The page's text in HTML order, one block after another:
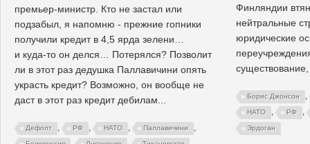
Финляндии
нейтральные
юридические
Борис Джонсон ,
НАТО , РФ ,
Эрдоган
премьер-министр. Кто не застал или
подзабыл, я напомню - прежние гопники
получили кредит в 4,5 ярда зелени…
и куда-то он делся… Потерялся? Позволит
ли в этот раз дедушка Паллавичини опять
украсть кредит? Возможно, он вообще не
даст в этот раз кредит дебилам...
Дефолт , РФ , НАТО , Паллавичини ,